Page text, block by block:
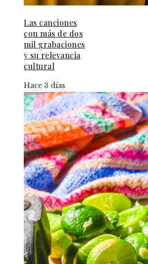
Las canciones
con más de dos
mil grabaciones
y su relevancia
cultural
Hace 3 días